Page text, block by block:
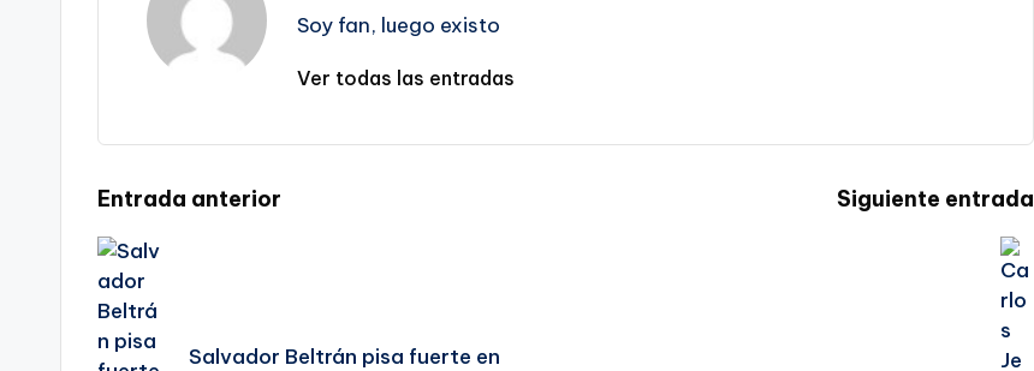
Soy fan, luego existo
Ver todas las entradas
Navegación
de
entradas
Entrada anterior
Salvador Beltrán pisa fuerte en
Siguiente entrada